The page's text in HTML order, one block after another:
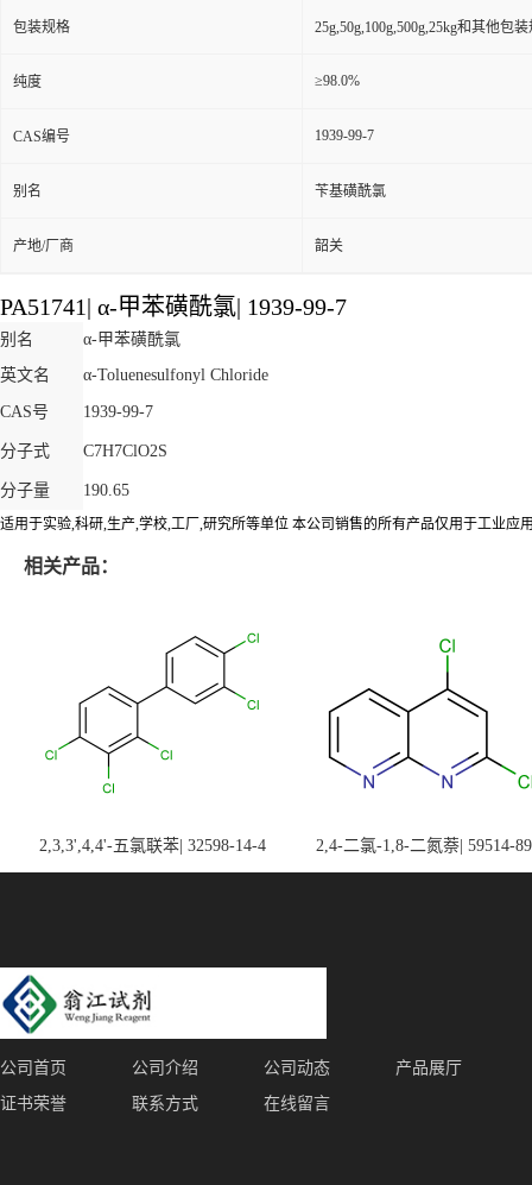
包装规格 25g,50g,100g,500g,25kg和其他包
纯度 ≥98.0%
CAS编号 1939-99-7
别名 苄基磺酰氯
产地/厂商 韶关
PA51741| α-甲苯磺酰氯| 1939-99-7
别名
α-甲苯磺酰氯
英文名
α-Toluenesulfonyl Chloride
CAS号 1939-99-7
分子式 C7H7ClO2S
分子量 190.65
适用于实验,科研,生产,学校,工厂,研究所等单位 本公司销售的所有产品仅用于工业
相关产品：
2,3,3',4,4'-五氯联苯| 32598-14-4 2,4-二氯-1,8-二氮萘| 59514-
公司首页 公司介绍 公司动态
产品展厅
证书荣誉
联系方式 在线留言